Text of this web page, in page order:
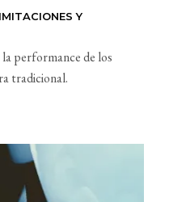
Y
performance de los
tradicional.